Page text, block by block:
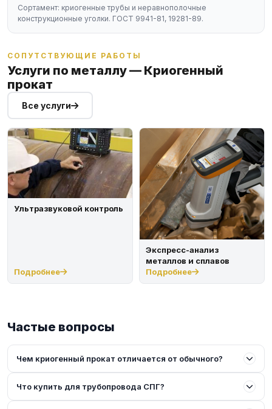
Сортамент: криогенные трубы и неравнополочные
конструкционные уголки. ГОСТ 9941-81, 19281-89.
СОПУТСТВУЮЩИЕ РАБОТЫ
Услуги по металлу — Криогенный
прокат
Все услуги
Ультразвуковой контроль
Подробнее
Экспресс-анализ
металлов и сплавов
Подробнее
Частые вопросы
Чем криогенный прокат отличается от обычного?
Что купить для трубопровода СПГ?